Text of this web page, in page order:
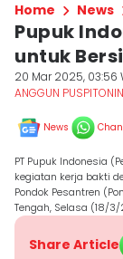
Home News
Pupuk
untuk
20 Mar 2025, 03:56
ANGGUN
News
PT Pupuk Indonesia
kegiatan kerja bakti
Pondok Pesantren
Tengah, Selasa (18/
Share Article